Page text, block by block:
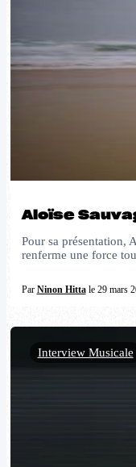
Aloïse
Pour sa présentation,
renferme une force
Par Ninon Hittale 29 mars
Interview Musicale